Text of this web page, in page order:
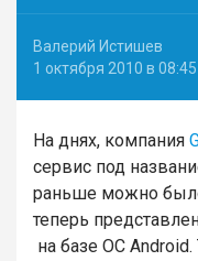
Валерий Истишев
1 октября 2010 в 08:45
На днях, компания
сервис под
раньше можно
теперь
на базе ОС